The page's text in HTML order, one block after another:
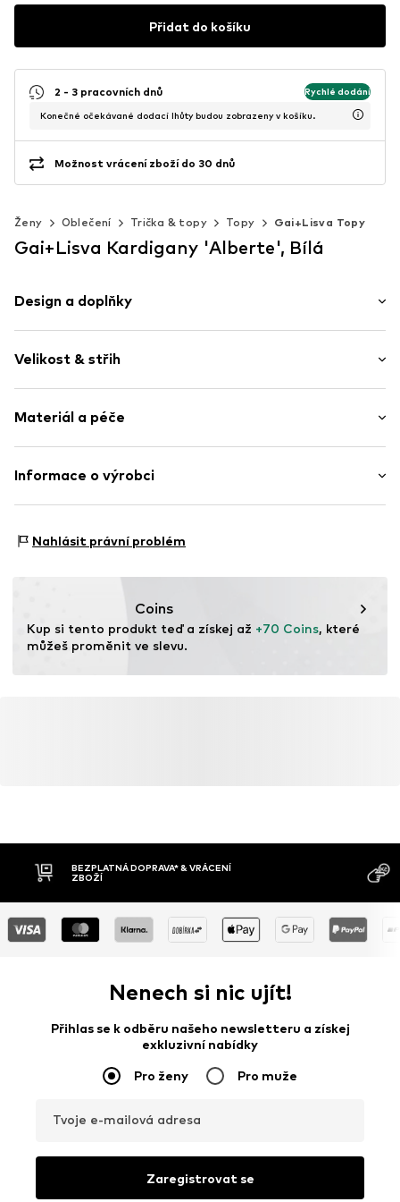
Přidat do košíku
2 - 3 pracovních dnů Rychlé dodání
Konečné očekávané dodací lhůty budou zobrazeny v košíku.
Možnost vrácení zboží do 30 dnů
Ženy Oblečení Trička & topy Topy Gai+Lisva Topy
Gai+Lisva Kardigany 'Alberte', Bílá
Design a doplňky
Pletené oděvy
Široká ramínka
Kulatý výstřih
Měkký povrch
Velikost & střih
Délka: Normální délka
Střih: Úzký pas
Tabulka velikostí
Materiál a péče
Materiál: 85% Viskóza, 15% Hedvábí
Informace o výrobci
8362 Hørning
Nahlásit právní problém
Coins
Kup si tento produkt teď a získej až +70 Coins, které
můžeš proměnit ve slevu.
BEZPLATNÁ DOPRAVA* & VRÁCENÍ
ZBOŽÍ
Nenech si nic ujít!
Přihlas se k odběru našeho newsletteru a získej
exkluzivní nabídky
Pro ženy Pro muže
Tvoje e-mailová adresa
Zaregistrovat se